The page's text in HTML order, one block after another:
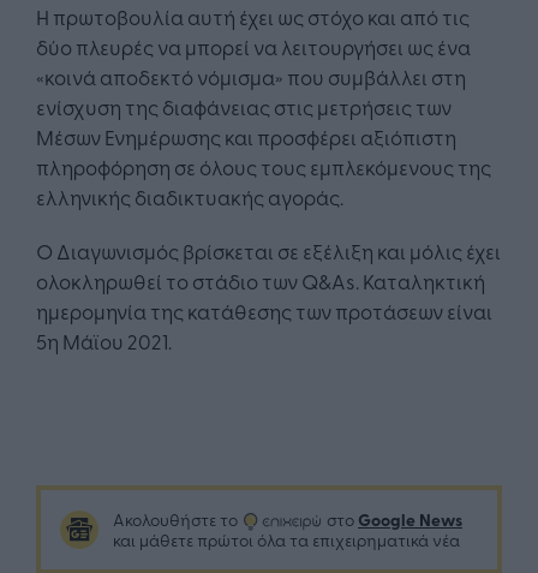
Η πρωτοβουλία αυτή έχει ως στόχο και από τις
δύο πλευρές να μπορεί να λειτουργήσει ως ένα
«κοινά αποδεκτό νόμισμα» που συμβάλλει στη
ενίσχυση της διαφάνειας στις μετρήσεις των
Μέσων Ενημέρωσης και προσφέρει αξιόπιστη
πληροφόρηση σε όλους τους εμπλεκόμενους της
ελληνικής διαδικτυακής αγοράς.
O Διαγωνισμός βρίσκεται σε εξέλιξη και μόλις έχει
ολοκληρωθεί το στάδιο των Q&As. Καταληκτική
ημερομηνία της κατάθεσης των προτάσεων είναι
5η Μάϊου 2021.
Ακολουθήστε το στο Google News
και μάθετε πρώτοι όλα τα επιχειρηματικά νέα